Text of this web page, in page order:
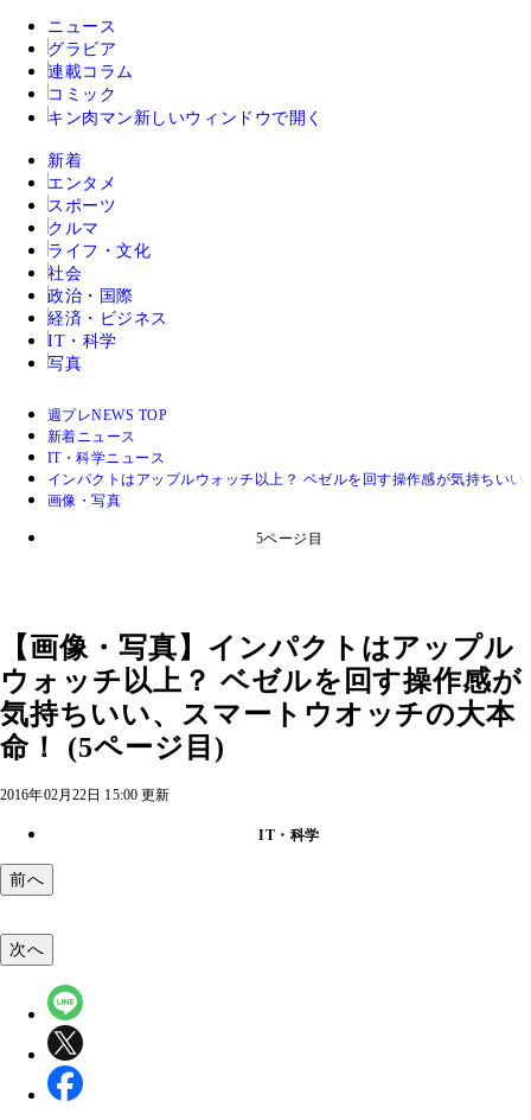
ニュース
グラビア
連載コラム
コミック
キン肉マン 新しいウィンドウで開く
新着
エンタメ
スポーツ
クルマ
ライフ・文化
社会
政治・国際
経済・ビジネス
IT・科学
写真
週プレNEWS TOP
新着ニュース
IT・科学ニュース
インパクトはアップルウォッチ以上？ ベゼルを回す操作感が気持ちい
画像・写真
5ページ目
【画像・写真】インパクトはアップル
ウォッチ以上？ ベゼルを回す操作感が
気持ちいい、スマートウオッチの大本
命！ (5ページ目)
2016年02月22日 15:00 更新
IT・科学
前へ
次へ